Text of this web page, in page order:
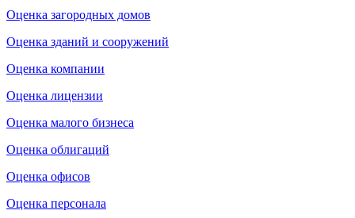
Оценка загородных домов
Оценка зданий и сооружений
Оценка компании
Оценка лицензии
Оценка малого бизнеса
Оценка облигаций
Оценка офисов
Оценка персонала